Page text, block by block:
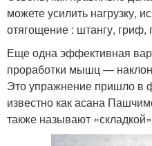
можете усилить нагрузку,
отягощение : штангу, гриф,
Еще одна эффективная
проработки мышц —
Это упражнение пришло в
известно как асана
также называют